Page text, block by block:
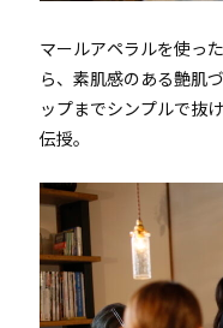
マールアペラルを使っ
ら、素肌感のある艶肌
ップまでシンプルで抜
伝授。